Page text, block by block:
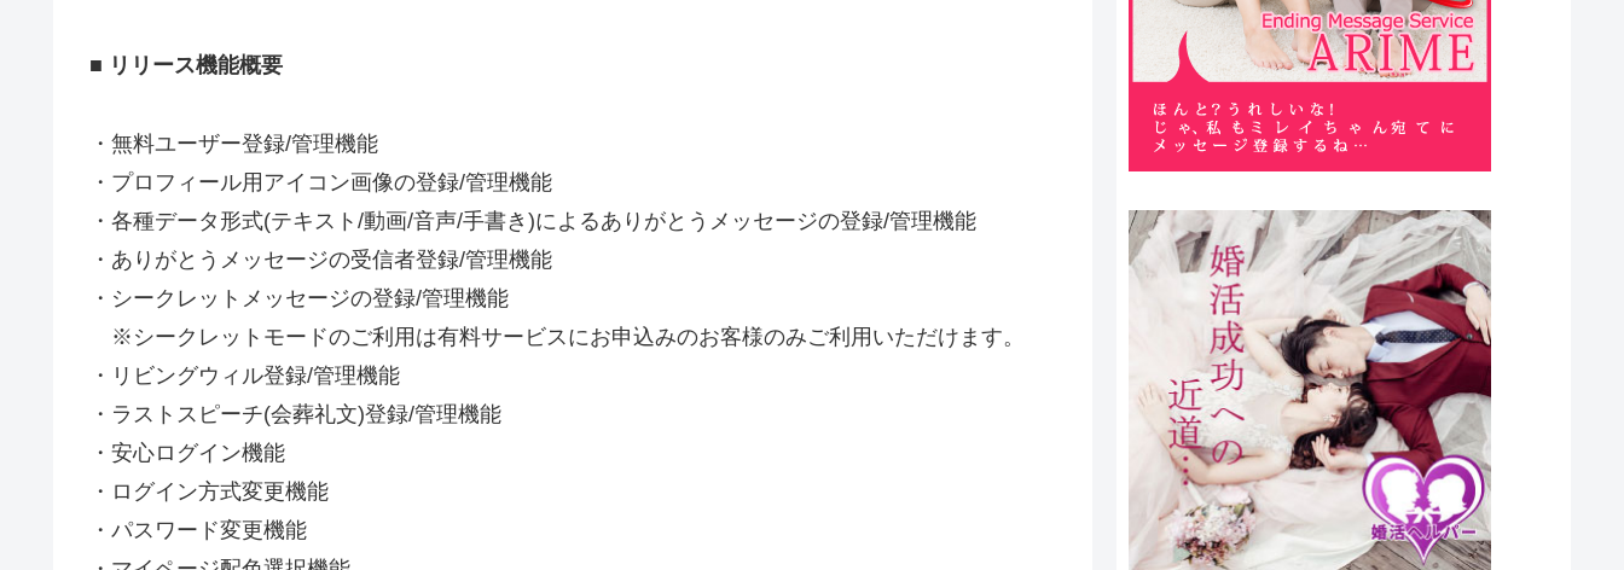
■ リリース機能概要
・無料ユーザー登録/管理機能
・プロフィール用アイコン画像の登録/管理機能
・各種データ形式(テキスト/動画/音声/手書き)によるありがとうメッセージの登録/管理機能
・ありがとうメッセージの受信者登録/管理機能
・シークレットメッセージの登録/管理機能
※シークレットモードのご利用は有料サービスにお申込みのお客様のみご利用いただけます。
・リビングウィル登録/管理機能
・ラストスピーチ(会葬礼文)登録/管理機能
・安心ログイン機能
・ログイン方式変更機能
・パスワード変更機能